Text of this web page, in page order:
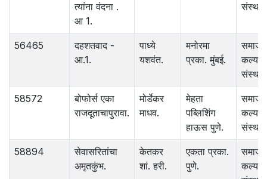
त्यांना वंदना .
आ 1.
संस्था.
56465
दहशतवाद -
आ.1.
पाध्ये
यशवंत.
मनोरमा
प्रका. मुंबई.
समाज
कल्याण
संस्था.
58572
बोफोर्स एका
राजदूताचापुरावा.
मोर्डेकर
माधव.
मेहता
पब्लिशिंग
हाऊस पुणे.
समाज
कल्याण
संस्था.
58894
सेवासरितांचा
अमृतकुंभ.
केतकर
शां. हरी.
एकता प्रका.
पुणे.
समाज
कल्याण